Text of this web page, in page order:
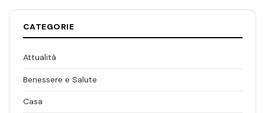
CATEGORIE
Attualità
Benessere e Salute
Casa